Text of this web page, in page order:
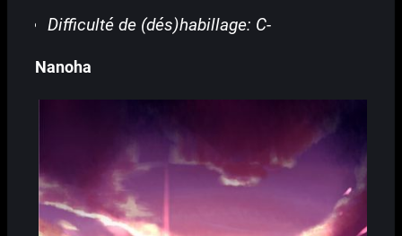
Difficulté de (dés)habillage: C-
Nanoha